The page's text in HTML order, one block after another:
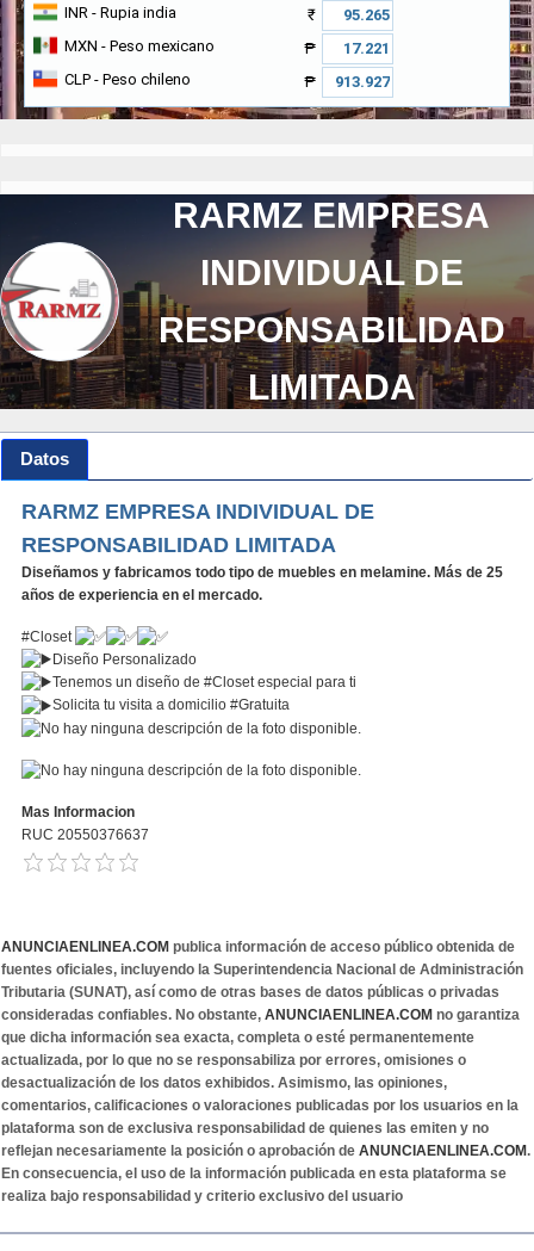
INR - Rupia india
₹
MXN - Peso mexicano
₱
CLP - Peso chileno ₱
RARMZ EMPRESA
INDIVIDUAL DE
RESPONSABILIDAD
LIMITADA
Datos
RARMZ EMPRESA INDIVIDUAL DE
RESPONSABILIDAD LIMITADA
Diseñamos y fabricamos todo tipo de muebles en melamine. Más de 25
años de experiencia en el mercado.
#Closet
Diseño Personalizado
Tenemos un diseño de #Closetespecial para ti
Solicita tu visita a domicilio #Gratuita
Mas Informacion
RUC 20550376637
ANUNCIAENLINEA.COM publica información de acceso público obtenida de
fuentes oficiales, incluyendo la Superintendencia Nacional de Administración
Tributaria (SUNAT), así como de otras bases de datos públicas o privadas
consideradas confiables. No obstante, ANUNCIAENLINEA.COM no garantiza
que dicha información sea exacta, completa o esté permanentemente
actualizada, por lo que no se responsabiliza por errores, omisiones o
desactualización de los datos exhibidos. Asimismo, las opiniones,
comentarios, calificaciones o valoraciones publicadas por los usuarios en la
plataforma son de exclusiva responsabilidad de quienes las emiten y no
reflejan necesariamente la posición o aprobación de ANUNCIAENLINEA.COM.
En consecuencia, el uso de la información publicada en esta plataforma se
realiza bajo responsabilidad y criterio exclusivo del usuario